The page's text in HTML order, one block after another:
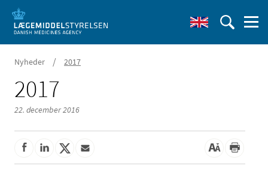
Nyheder / 2017
2017
22. december 2016